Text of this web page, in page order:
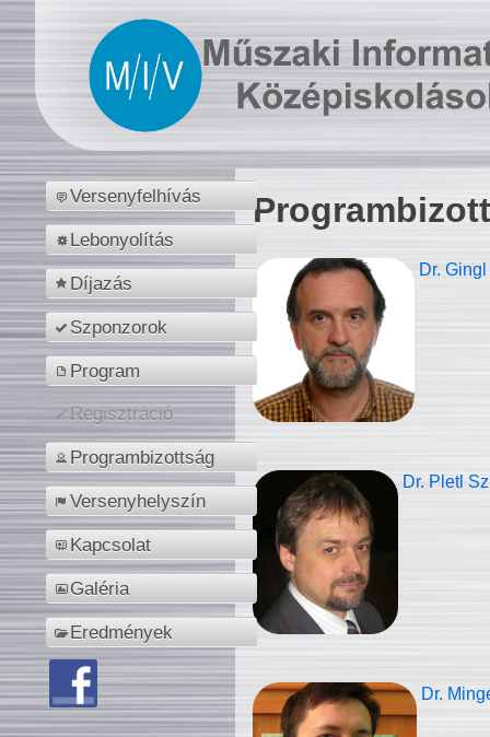
Versenyfelhívás
Lebonyolítás
Díjazás
Szponzorok
Program
Regisztráció
Programbizottság
Versenyhelyszín
Kapcsolat
Galéria
Eredmények
Dr.
Dr. Pletl
Dr.